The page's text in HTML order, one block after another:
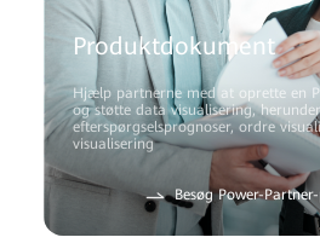
Produktdokument
Hjælp partnerne med at oprette en
og støtte data visualisering, herunder
efterspørgselsprognoser, ordre
visualisering
Besøg Power-